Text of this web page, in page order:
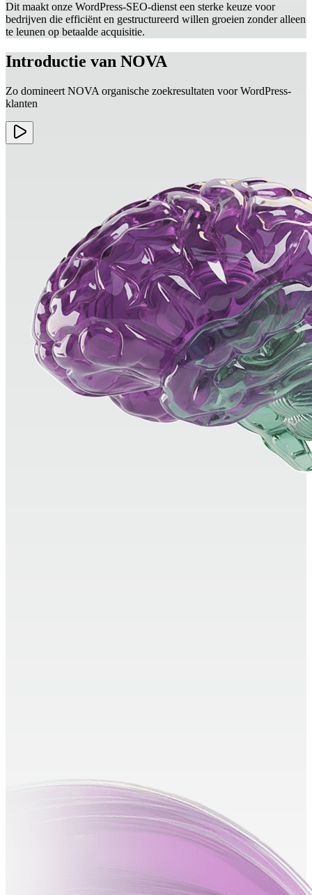
Dit maakt onze WordPress-SEO-dienst een sterke keuze voor
bedrijven die efficiënt en gestructureerd willen groeien zonder alleen
te leunen op betaalde acquisitie.
Introductie van NOVA
Zo domineert NOVA organische zoekresultaten voor WordPress-
klanten